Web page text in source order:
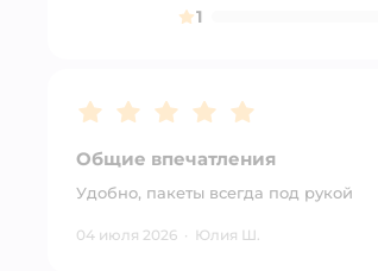
1
Рейтинг:5
Общие впечатления
Удобно, пакеты всегда под рукой
04 июля 2026 · Юлия Ш.